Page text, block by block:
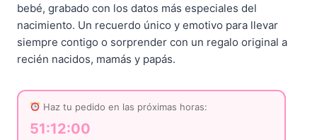
bebé, grabado con los datos más especiales del
nacimiento. Un recuerdo único y emotivo para llevar
siempre contigo o sorprender con un regalo original a
recién nacidos, mamás y papás.
Haz tu pedido en las próximas horas:
51:11:59